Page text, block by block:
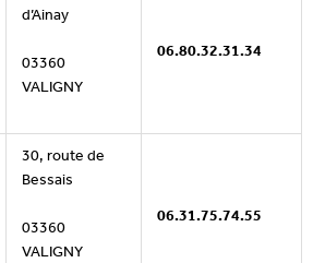
d’Ainay
03360
VALIGNY
06.80.32.31.34
30, route de
Bessais
03360
VALIGNY
06.31.75.74.55